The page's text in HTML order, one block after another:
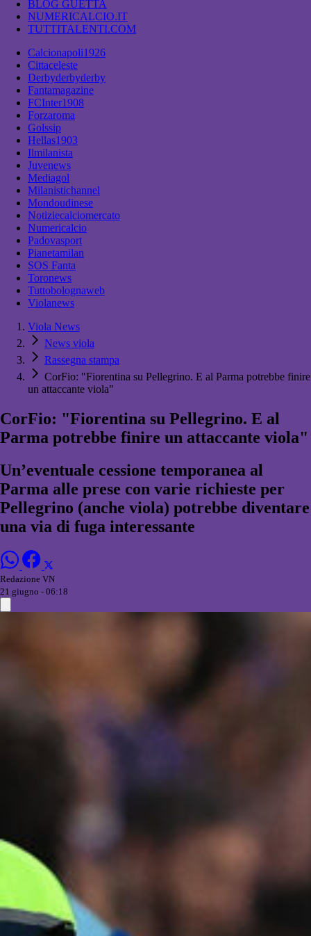
BLOG GUETTA
NUMERICALCIO.IT
TUTTITALENTI.COM
Calcionapoli1926
Cittaceleste
Derbyderbyderby
Fantamagazine
FCInter1908
Forzaroma
Golssip
Hellas1903
Ilmilanista
Juvenews
Mediagol
Milanistichannel
Mondoudinese
Notiziecalciomercato
Numericalcio
Padovasport
Pianetamilan
SOS Fanta
Toronews
Tuttobolognaweb
Violanews
Viola News
News viola
Rassegna stampa
CorFio: "Fiorentina su Pellegrino. E al Parma potrebbe finire
un attaccante viola"
CorFio: "Fiorentina su Pellegrino. E al
Parma potrebbe finire un attaccante viola"
Un’eventuale cessione temporanea al
Parma alle prese con varie richieste per
Pellegrino (anche viola) potrebbe diventare
una via di fuga interessante
Redazione VN
21 giugno - 06:18